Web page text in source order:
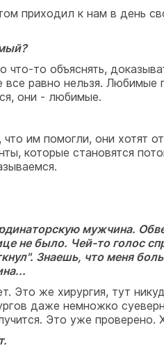
приходил к нам в день
то объяснять,
равно нельзя.
они - любимые.
им помогли, они хотят
которые становятся
мужчина.
не было. Чей-то голос
Знаешь, что меня
Это же хирургия, тут
даже немножко
Это уже проверено.